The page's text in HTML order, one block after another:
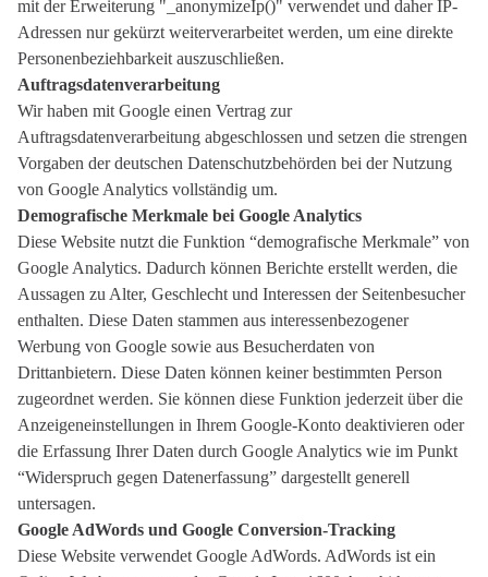
mit der Erweiterung "_anonymizeIp()" verwendet und daher IP-
Adressen nur gekürzt weiterverarbeitet werden, um eine direkte
Personenbeziehbarkeit auszuschließen.
Auftragsdatenverarbeitung
Wir haben mit Google einen Vertrag zur
Auftragsdatenverarbeitung abgeschlossen und setzen die strengen
Vorgaben der deutschen Datenschutzbehörden bei der Nutzung
von Google Analytics vollständig um.
Demografische Merkmale bei Google Analytics
Diese Website nutzt die Funktion “demografische Merkmale” von
Google Analytics. Dadurch können Berichte erstellt werden, die
Aussagen zu Alter, Geschlecht und Interessen der Seitenbesucher
enthalten. Diese Daten stammen aus interessenbezogener
Werbung von Google sowie aus Besucherdaten von
Drittanbietern. Diese Daten können keiner bestimmten Person
zugeordnet werden. Sie können diese Funktion jederzeit über die
Anzeigeneinstellungen in Ihrem Google-Konto deaktivieren oder
die Erfassung Ihrer Daten durch Google Analytics wie im Punkt
“Widerspruch gegen Datenerfassung” dargestellt generell
untersagen.
Google AdWords und Google Conversion-Tracking
Diese Website verwendet Google AdWords. AdWords ist ein